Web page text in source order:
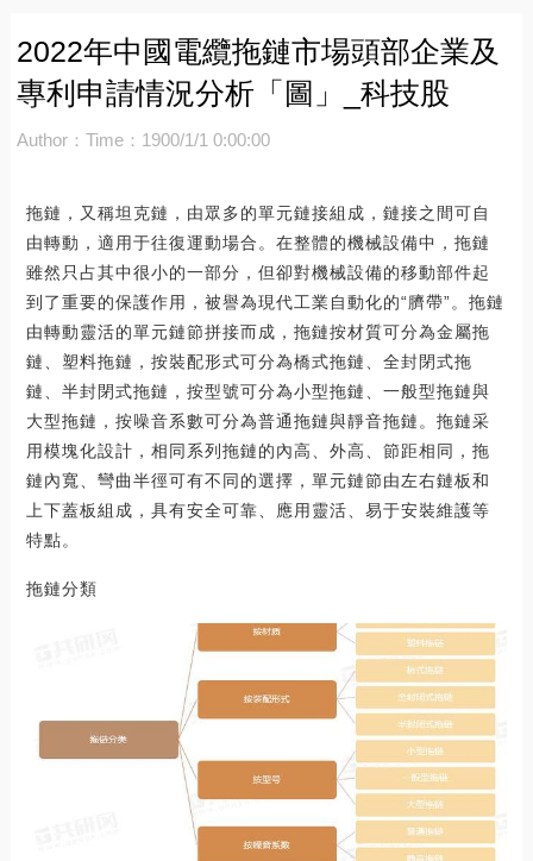
2022年中國電纜拖鏈市場頭部企業及
專利申請情況分析「圖」_科技股
Author： Time：1900/1/1 0:00:00
拖鏈，又稱坦克鏈，由眾多的單元鏈接組成，鏈接之間可自
由轉動，適用于往復運動場合。在整體的機械設備中，拖鏈
雖然只占其中很小的一部分，但卻對機械設備的移動部件起
到了重要的保護作用，被譽為現代工業自動化的“臍帶”。拖鏈
由轉動靈活的單元鏈節拼接而成，拖鏈按材質可分為金屬拖
鏈、塑料拖鏈，按裝配形式可分為橋式拖鏈、全封閉式拖
鏈、半封閉式拖鏈，按型號可分為小型拖鏈、一般型拖鏈與
大型拖鏈，按噪音系數可分為普通拖鏈與靜音拖鏈。拖鏈采
用模塊化設計，相同系列拖鏈的內高、外高、節距相同，拖
鏈內寬、彎曲半徑可有不同的選擇，單元鏈節由左右鏈板和
上下蓋板組成，具有安全可靠、應用靈活、易于安裝維護等
特點。
拖鏈分類